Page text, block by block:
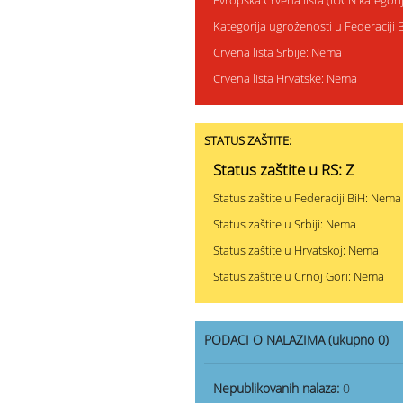
Kategorija ugroženosti u Federaciji
Crvena lista Srbije: Nema
Crvena lista Hrvatske: Nema
STATUS ZAŠTITE:
Status zaštite u RS: Z
Status zaštite u Federaciji BiH: Nema
Status zaštite u Srbiji: Nema
Status zaštite u Hrvatskoj: Nema
Status zaštite u Crnoj Gori: Nema
PODACI O NALAZIMA (ukupno 0)
Nepublikovanih nalaza: 0